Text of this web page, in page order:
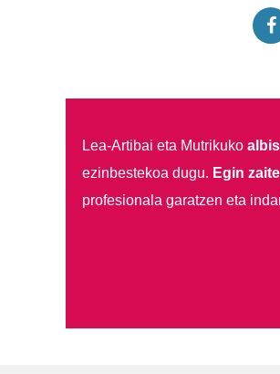
Lea-Artibai eta Mutrikuko
ezinbestekoa dugu. Egin
profesionala garatzen eta